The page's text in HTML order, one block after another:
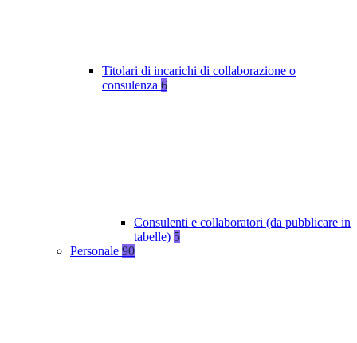
Titolari di incarichi di collaborazione o
consulenza 6
Consulenti e collaboratori (da pubblicare in
tabelle) 5
Personale 90